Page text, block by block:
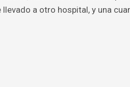
a otro hospital, y una